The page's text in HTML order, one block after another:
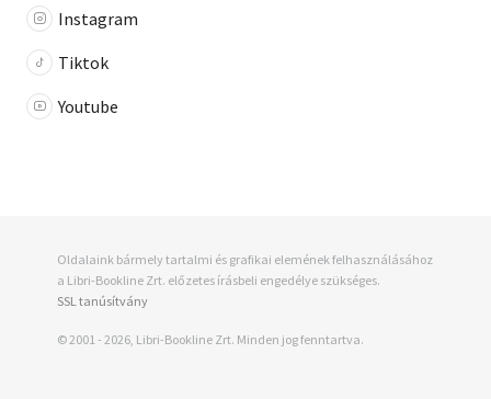
Instagram
Tiktok
Youtube
Oldalaink bármely tartalmi és grafikai elemének felhasználásához
a Libri-Bookline Zrt. előzetes írásbeli engedélye szükséges.
SSL tanúsítvány
© 2001 - 2026, Libri-Bookline Zrt. Minden jog fenntartva.